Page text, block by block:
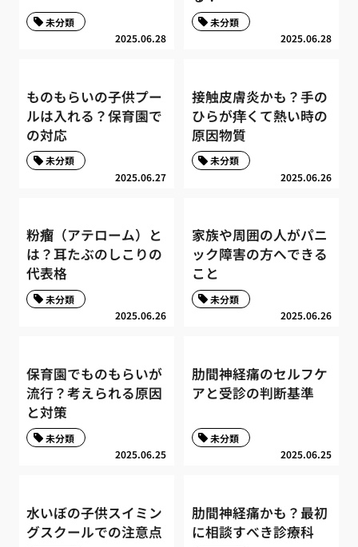
2025.06.28
未分類
2025.06.28
未分類
ものもらいの子供プー
ルは入れる？保育園で
の対応
2025.06.27
未分類
接触皮膚炎かも？手の
ひらが痒くて熱い時の
原因物質
2025.06.26
未分類
粉瘤（アテローム）と
は？耳たぶのしこりの
代表格
2025.06.26
未分類
家族や周囲の人がパニ
ック障害の方へできる
こと
2025.06.26
未分類
保育園でものもらいが
流行？考えられる原因
と対策
2025.06.25
未分類
肋間神経痛のセルフケ
アと受診の判断基準
2025.06.25
未分類
水いぼの子供スイミン
グスクールでの注意点
肋間神経痛かも？最初
に相談すべき診療科